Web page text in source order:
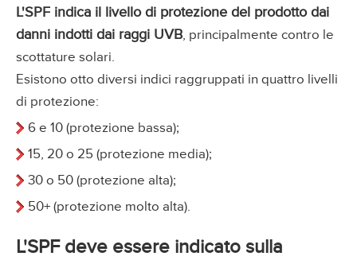
L'SPF indica il livello di protezione del prodotto dai
danni indotti dai raggi UVB, principalmente contro le
scottature solari.
Esistono otto diversi indici raggruppati in quattro livelli
di protezione:
6 e 10 (protezione bassa);
15, 20 o 25 (protezione media);
30 o 50 (protezione alta);
50+ (protezione molto alta).
L'SPF deve essere indicato sulla